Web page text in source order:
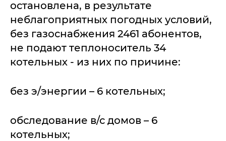
остановлена, в результате
неблагоприятных погодных условий,
без газоснабжения 2461 абонентов,
не подают теплоноситель 34
котельных - из них по причине:
без э/энергии – 6 котельных;
обследование в/с домов – 6
котельных;